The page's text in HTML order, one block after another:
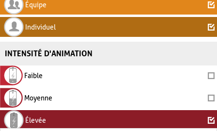
Équipe
Individuel
INTENSITÉ D'ANIMATION
Faible
Moyenne
Élevée